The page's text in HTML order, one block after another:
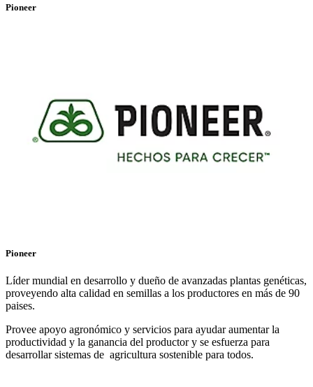
Pioneer
Pioneer
Líder mundial en desarrollo y dueño de avanzadas plantas genéticas,
proveyendo alta calidad en semillas a los productores en más de 90
paises.
Provee apoyo agronómico y servicios para ayudar aumentar la
productividad y la ganancia del productor y se esfuerza para
desarrollar sistemas de agricultura sostenible para todos.